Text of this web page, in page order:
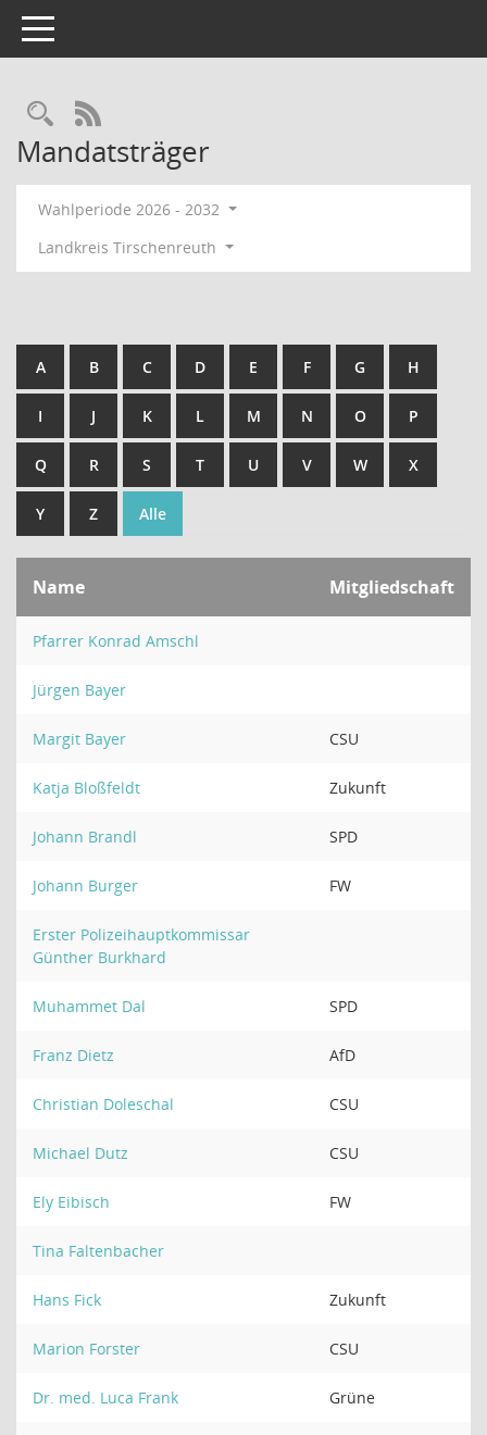
Toggle navigation
Rechercheauswahl
RSS-Feed
Mandatsträger
Wahlperiode 2026 - 2032
Landkreis Tirschenreuth
A B C D E F G H
I J K L M N O P
Q R S T U V W X
Y Z Alle
Name Mitgliedschaft
Pfarrer Konrad Amschl
Jürgen Bayer
Margit Bayer CSU
Katja Bloßfeldt Zukunft
Johann Brandl SPD
Johann Burger FW
Erster Polizeihauptkommissar
Günther Burkhard
Muhammet Dal SPD
Franz Dietz AfD
Christian Doleschal CSU
Michael Dutz CSU
Ely Eibisch FW
Tina Faltenbacher
Hans Fick Zukunft
Marion Forster CSU
Dr. med. Luca Frank Grüne